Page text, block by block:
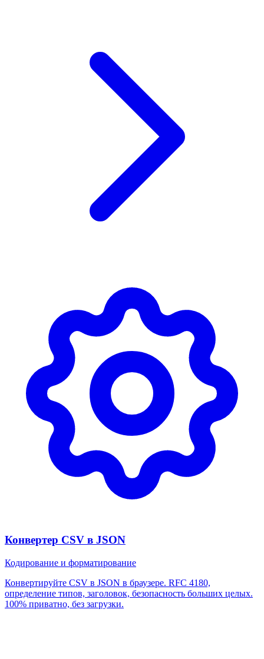
Конвертер CSV в JSON
Кодирование и форматирование
Конвертируйте CSV в JSON в браузере. RFC 4180,
определение типов, заголовок, безопасность больших целых.
100% приватно, без загрузки.